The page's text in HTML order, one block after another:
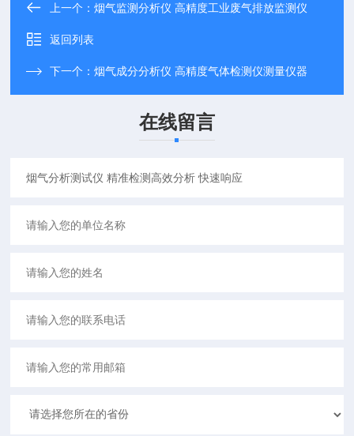
上一个：烟气监测分析仪 高精度工业废气排放监测仪
返回列表
下一个：烟气成分分析仪 高精度气体检测仪测量仪器
在线留言